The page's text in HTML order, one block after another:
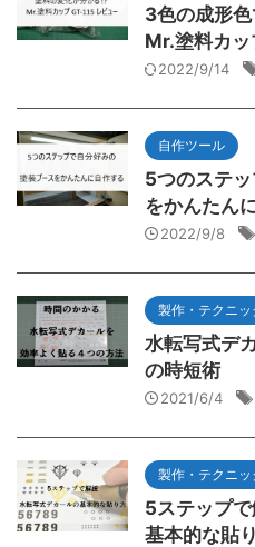
3色の成形
Mr.塗料カッ
2022/9/14
自作ツール
5つのステ
をかんたん
2022/9/8
製作・テクニッ
水転写式デ
の時短術
2021/6/4
製作・テクニッ
5ステップ
基本的な貼